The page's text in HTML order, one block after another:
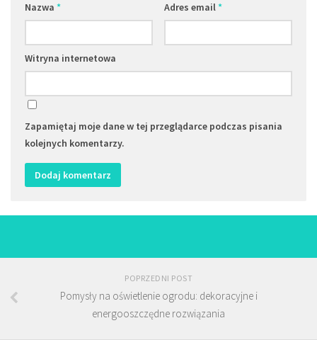
Nazwa * Adres email*
Witryna internetowa
Zapamiętaj moje dane w tej przeglądarce podczas pisania
kolejnych komentarzy.
POPRZEDNI POST
Pomysły na oświetlenie ogrodu: dekoracyjne i
energooszczędne rozwiązania